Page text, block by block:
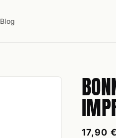
Blog
Prix
17,90 €